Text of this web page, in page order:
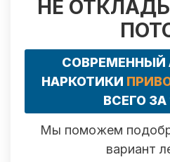
НЕ
СОВРЕМЕННЫЙ
НАРКОТИКИ
ВСЕГО ЗА
Мы поможем
вариант